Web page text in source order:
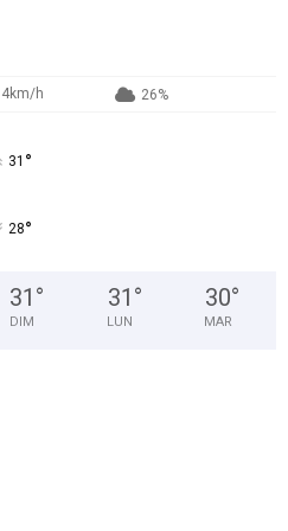
4km/h 26%
31 °
28°
31 °
DIM
31 °
LUN
30°
MAR